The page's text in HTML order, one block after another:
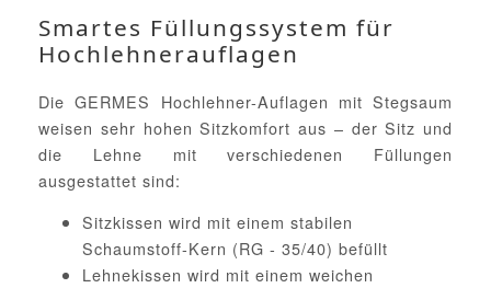
Smartes Füllungssystem für
Hochlehnerauflagen
Die GERMES Hochlehner-Auflagen mit Stegsaum
weisen sehr hohen Sitzkomfort aus – der Sitz und
die Lehne mit verschiedenen Füllungen
ausgestattet sind:
Sitzkissen wird mit einem stabilen
Schaumstoff-Kern (RG - 35/40) befüllt
Lehnekissen wird mit einem weichen